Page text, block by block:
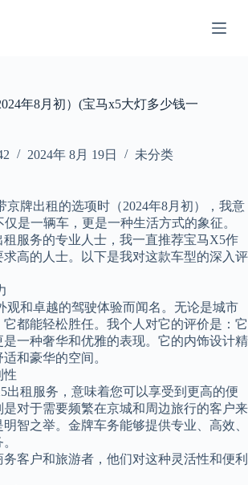
年8月初）(宝马x5大灯多少钱一
2024年 8月 19日 未分类
京牌出租的选项时（2024年8月初），我意
是一辆车，更是一种生活方式的象征。
服务的专业人士，我一直推荐宝马X5作
高的人士。以下是我对这款车型的深入评
观和卓越的驾驶体验而闻名。无论是城市
都能轻松胜任。我个人对它的评价是：它
一种奢华和优雅的表现。它的内饰设计精
和豪华的空间。
性
出租服务，意味着您可以享受到更高的便
对于需要频繁在京城和周边旅行的客户来
智之举。金牌车务能够提供专业、高效、
客户和旅游者，他们对这种灵活性和便利